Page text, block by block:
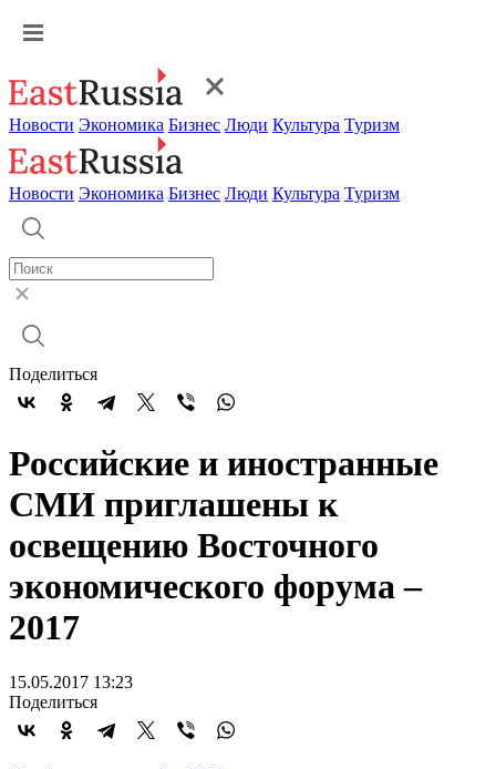
Новости Экономика Бизнес Люди Культура Туризм
Новости Экономика Бизнес Люди Культура Туризм
Поделиться
Российские и иностранные
СМИ приглашены к
освещению Восточного
экономического форума –
2017
15.05.2017 13:23
Поделиться